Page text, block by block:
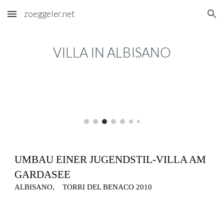
Skip to main content Skip to navigation
zoeggeler.net
VILLA IN ALBISANO
UMBAU EINER JUGENDSTIL-VILLA AM
GARDASEE
ALBISANO, TORRI DEL BENACO 2010